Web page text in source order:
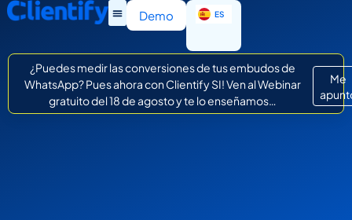
Demo ES
IT
¿Puedes medir las conversiones de tus embudos de
WhatsApp? Pues ahora con Clientify SI! Ven al Webinar
gratuito del 18 de agosto y te lo enseñamos…
Me